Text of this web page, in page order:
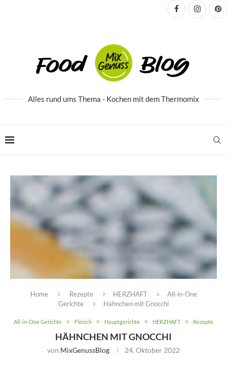
Alles rund ums Thema - Kochen mit dem Thermomix
Home Rezepte HERZHAFT
All-in-One
Gerichte
Hähnchen mit Gnocchi
All-in-One Gerichte Fleisch Hauptgerichte HERZHAFT Rezepte
HÄHNCHEN MIT GNOCCHI
von MixGenussBlog 24. Oktober 2022